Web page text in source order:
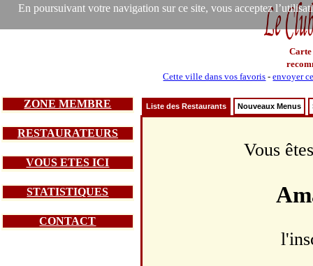
En poursuivant votre navigation sur ce site, vous acceptez
Carte
Cette ville dans vos favoris -envoyer
ZONE MEMBRE
RESTAURATEURS
VOUS ETES ICI
STATISTIQUES
CONTACT
Liste des Restaurants Nouveaux Menus
Vous